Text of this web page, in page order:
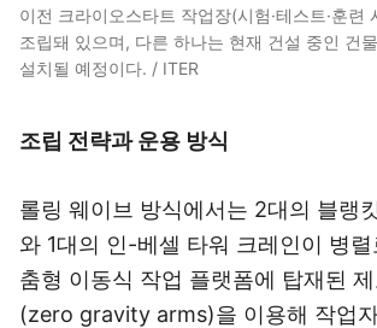
이전 크라이오스타트 작업장(시험·테스트·훈련
조립돼 있으며, 다른 하나는 현재 건설 중인 건
설치될 예정이다. / ITER
조립 전략과 운용 방식
롤링 웨이브 방식에서는 2대의 블랭
와 1대의 인-베셀 타워 크레인이 병
춤형 이동식 작업 플랫폼에 탑재된
(zero gravity arms)을 이용해 작업